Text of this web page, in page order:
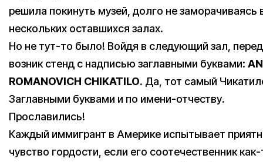
решила покинуть музей, долго не заморачиваясь
нескольких оставшихся залах.
Но не тут-то было! Войдя в следующий зал,
возник стенд с надписью заглавными буквами:
ROMANOVICH CHIKATILO. Да, тот самый
Заглавными буквами и по имени-отчеству.
Прославились!
Каждый иммигрант в Америке испытывает
чувство гордости, если его соотечественник